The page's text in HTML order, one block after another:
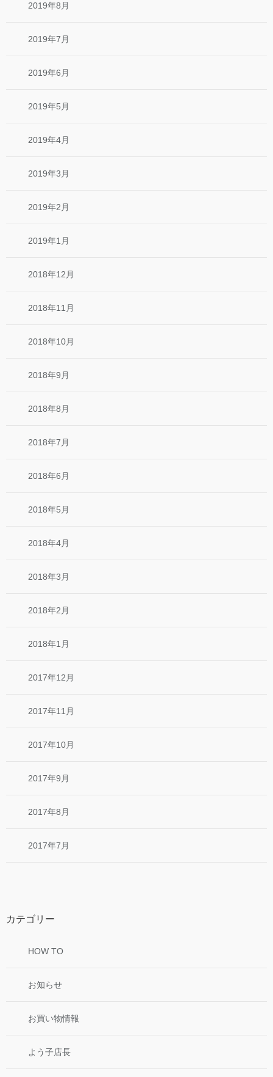
2019年8月
2019年7月
2019年6月
2019年5月
2019年4月
2019年3月
2019年2月
2019年1月
2018年12月
2018年11月
2018年10月
2018年9月
2018年8月
2018年7月
2018年6月
2018年5月
2018年4月
2018年3月
2018年2月
2018年1月
2017年12月
2017年11月
2017年10月
2017年9月
2017年8月
2017年7月
カテゴリー
HOW TO
お知らせ
お買い物情報
よう子店長